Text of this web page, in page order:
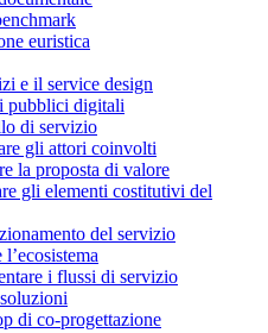
euristica
e il service design
pubblici digitali
di servizio
gli attori coinvolti
la proposta di valore
gli elementi costitutivi del
del servizio
i flussi di servizio
di co-progettazione